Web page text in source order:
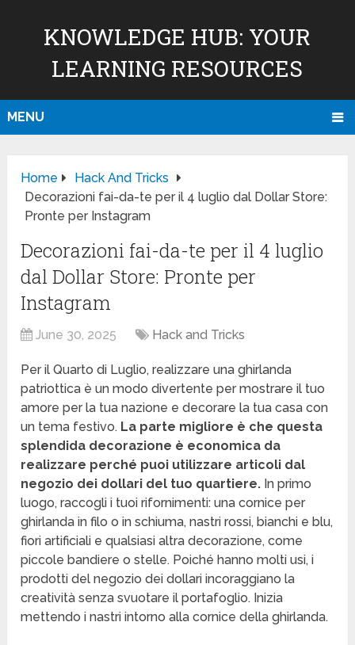
KNOWLEDGE HUB: YOUR
LEARNING RESOURCES
MENU
Home
Hack And Tricks
Decorazioni fai-da-te per il 4 luglio dal Dollar Store:
Pronte per Instagram
Decorazioni fai-da-te per il 4 luglio
dal Dollar Store: Pronte per
Instagram
June 30, 2025 Hack and Tricks
Per il Quarto di Luglio, realizzare una ghirlanda
patriottica è un modo divertente per mostrare il tuo
amore per la tua nazione e decorare la tua casa con
un tema festivo. La parte migliore è che questa
splendida decorazione è economica da
realizzare perché puoi utilizzare articoli dal
negozio dei dollari del tuo quartiere. In primo
luogo, raccogli i tuoi rifornimenti: una cornice per
ghirlanda in filo o in schiuma, nastri rossi, bianchi e blu,
fiori artificiali e qualsiasi altra decorazione, come
piccole bandiere o stelle. Poiché hanno molti usi, i
prodotti del negozio dei dollari incoraggiano la
creatività senza svuotare il portafoglio. Inizia
mettendo i nastri intorno alla cornice della ghirlanda.